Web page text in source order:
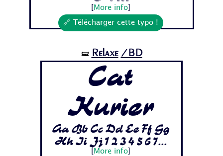
More info]
🔗 Télécharger cette typo !
🝛 Relaxe /BD
Cat
Kurier
Aa Bb Cc Dd Ee Ff Gg
Hh Ii Jj 1 2 3 4 5 6 7...
More info]